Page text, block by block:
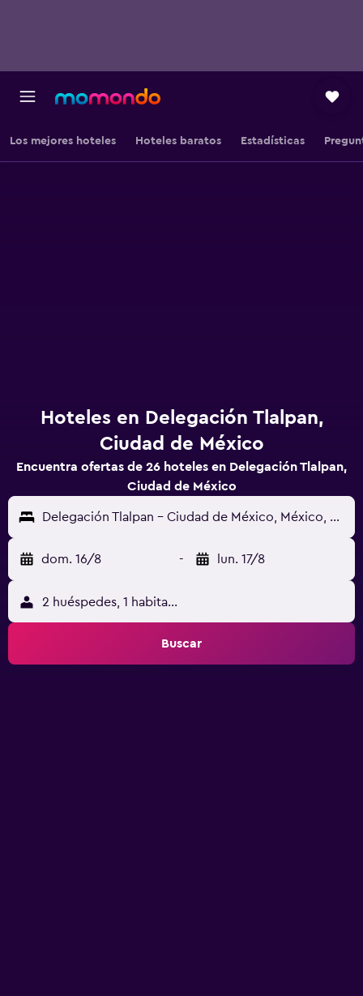
Los mejores hoteles Hoteles baratos Estadísticas
Hoteles en Delegación Tlalpan,
Ciudad de México
Encuentra ofertas de 26 hoteles en Delegación Tlalpan,
Ciudad de México
Delegación Tlalpan - Ciudad de México, México, D.F., México
dom. 16/8 - lun. 17/8
2 huéspedes, 1 habitación
Buscar